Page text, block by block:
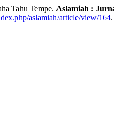
Tahu Tempe. Aslamiah :
aslamiah/article/view/164